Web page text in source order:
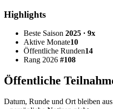
Highlights
Beste Saison 2025 · 9x
Aktive Monate10
Öffentliche Runden14
Rang 2026 #108
Öffentliche
Datum, Runde und Ort bleiben